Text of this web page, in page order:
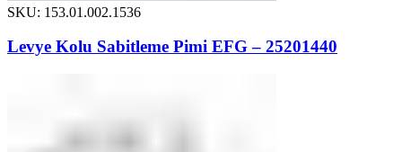
SKU: 153.01.002.1536
Levye Kolu Sabitleme Pimi EFG – 25201440